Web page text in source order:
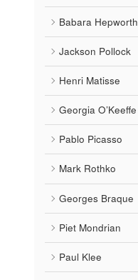
Babara Hepworth
Jackson Pollock
Henri Matisse
Georgia O’Keeffe
Pablo Picasso
Mark Rothko
Georges Braque
Piet Mondrian
Paul Klee